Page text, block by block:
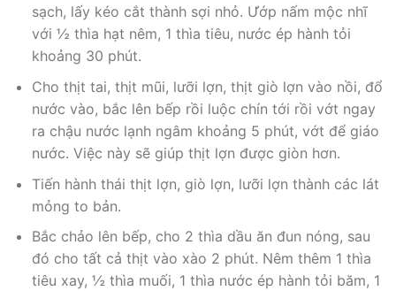
sạch, lấy kéo cắt thành sợi nhỏ. Ướp nấm mộc nhĩ
với ½ thìa hạt nêm, 1 thìa tiêu, nước ép hành tỏi
khoảng 30 phút.
Cho thịt tai, thịt mũi, lưỡi lợn, thịt giò lợn vào nồi, đổ
nước vào, bắc lên bếp rồi luộc chín tới rồi vớt ngay
ra chậu nước lạnh ngâm khoảng 5 phút, vớt để giáo
nước. Việc này sẽ giúp thịt lợn được giòn hơn.
Tiến hành thái thịt lợn, giò lợn, lưỡi lợn thành các lát
mỏng to bản.
Bắc chảo lên bếp, cho 2 thìa dầu ăn đun nóng, sau
đó cho tất cả thịt vào xào 2 phút. Nêm thêm 1 thìa
tiêu xay, ½ thìa muối, 1 thìa nước ép hành tỏi băm, 1